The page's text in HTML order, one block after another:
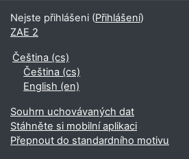
Nejste přihlášeni (Přihlášení)
ZAE 2
Čeština ‎(cs)‎
Čeština ‎(cs)‎
English ‎(en)‎
Souhrn uchovávaných dat
Stáhněte si mobilní aplikaci
Přepnout do standardního motivu